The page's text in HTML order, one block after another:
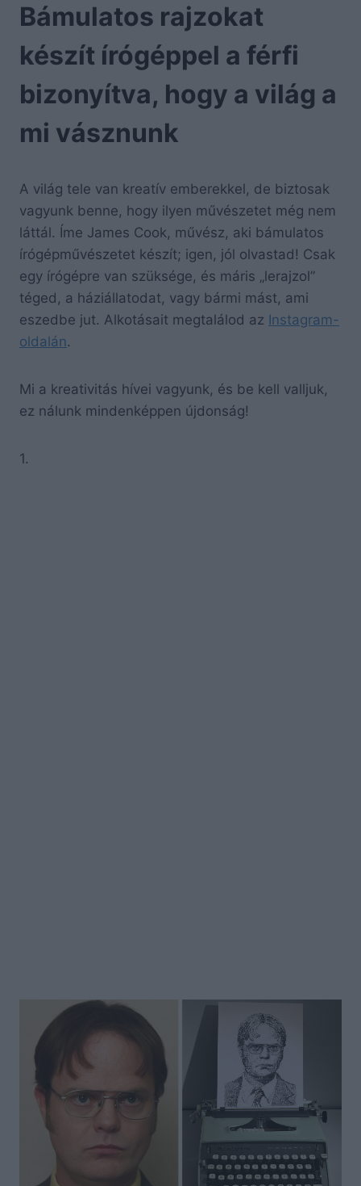
Bámulatos rajzokat
készít írógéppel a férfi
bizonyítva, hogy a világ a
mi vásznunk
A világ tele van kreatív emberekkel, de biztosak
vagyunk benne, hogy ilyen művészetet még nem
láttál. Íme James Cook, művész, aki bámulatos
írógépművészetet készít; igen, jól olvastad! Csak
egy írógépre van szüksége, és máris „lerajzol”
téged, a háziállatodat, vagy bármi mást, ami
eszedbe jut. Alkotásait megtalálod az Instagram-
oldalán.
Mi a kreativitás hívei vagyunk, és be kell valljuk,
ez nálunk mindenképpen újdonság!
1.